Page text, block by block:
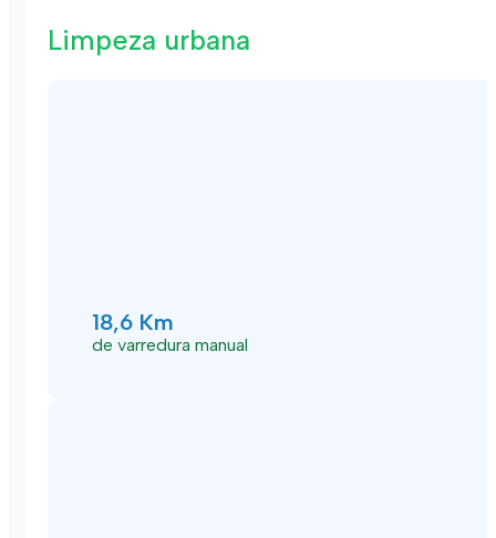
Limpeza urbana
18,6 Km
de varredura manual